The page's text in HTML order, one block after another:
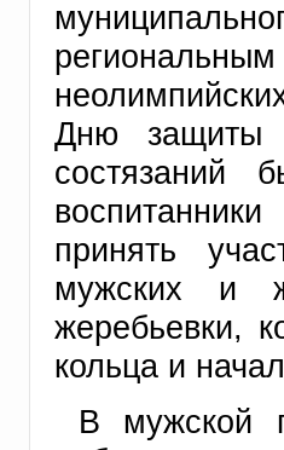
Дню защиты
состязаний
принять
мужских и
жеребьевки,
кольца и
В мужской